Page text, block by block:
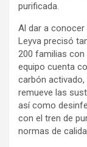
purificada.
Al dar a
Leyva precisó
200 familias con
equipo cuenta
carbón
remueve las
así como
con el tren de
normas de